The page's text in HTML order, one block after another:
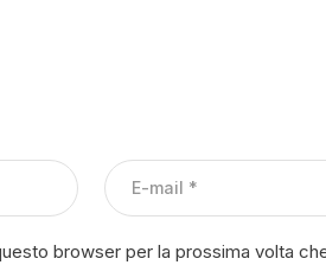
browser per la prossima volta